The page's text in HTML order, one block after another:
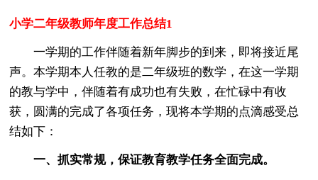
小学二年级教师年度工作总结1
一学期的工作伴随着新年脚步的到来，即将接近尾
声。本学期本人任教的是二年级班的数学，在这一学期
的教与学中，伴随着有成功也有失败，在忙碌中有收
获，圆满的完成了各项任务，现将本学期的点滴感受总
结如下：
一、抓实常规，保证教育教学任务全面完成。